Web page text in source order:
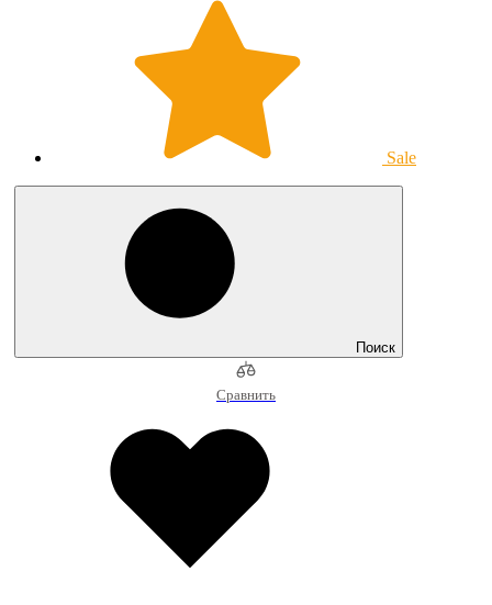
Sale
Поиск
Сравнить